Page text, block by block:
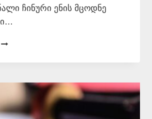
ჩინური ენის მცოდნე
ᲩᲘᲜᲣᲠᲘ